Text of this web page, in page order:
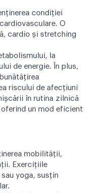
condiției
O
cardio și stretching
la
de energie. În plus,
riscului de afecțiuni
în rutina zilnică
un mod eficient
mobilității,
Exercițiile
yoga, susțin